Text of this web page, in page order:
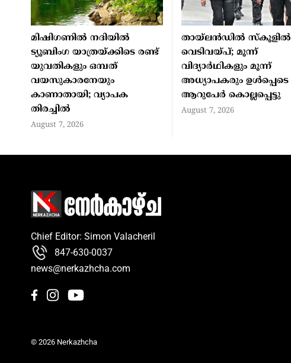
മിഷിഗണില്‍ നദിയില്‍
ട്യൂബിംഗ യാത്രയ്ക്കിടെ രണ്ട്
യുവതികളും ഒമ്പത്
വയസുകാരനേയും
കാണാതായി; വ്യാപക
തിരച്ചില്‍
August 7, 2026
തായ്ലന്‍ഡില്‍ സ്‌കൂളില്‍
വെടിവയ്പ്; മൂന്ന്
വിദ്യാര്‍ഥികളും മൂന്ന്
അധ്യാപകരും ഉള്‍പ്പെടെ
ആറുപേര്‍ കൊല്ലപ്പെട്ടു
August 7, 2026
Chief Editor: Simon Valacheril
847-630-0037
news@nerkazhcha.com
© 2026 Nerkazhcha